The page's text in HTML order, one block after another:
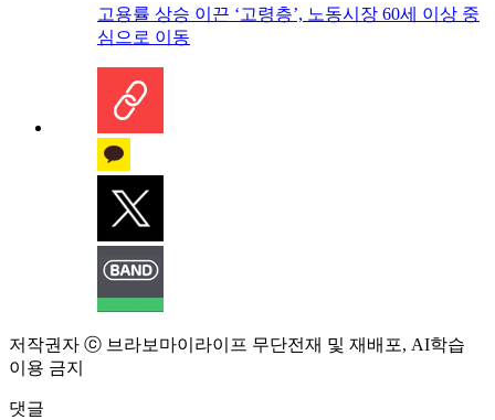
고용률 상승 이끈 ‘고령층’, 노동시장 60세 이상 중
심으로 이동
저작권자 ⓒ 브라보마이라이프 무단전재 및 재배포, AI학습
이용 금지
댓글